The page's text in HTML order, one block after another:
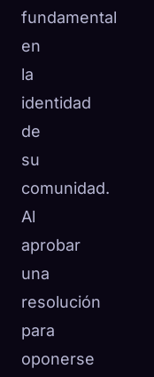
fundamental
en
la
identidad
de
su
comunidad.
Al
aprobar
una
resolución
para
oponerse